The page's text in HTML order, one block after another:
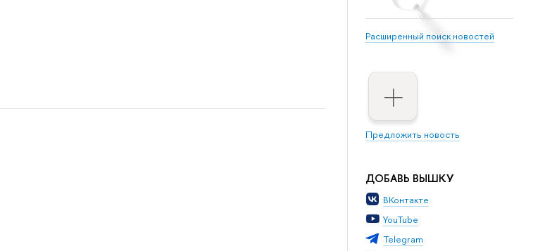
Расширенный поиск новостей
Предложить новость
ДОБАВЬ ВЫШКУ
ВКонтакте
YouTube
Telegram